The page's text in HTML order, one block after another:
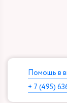
Помощь в
+ 7 (495)